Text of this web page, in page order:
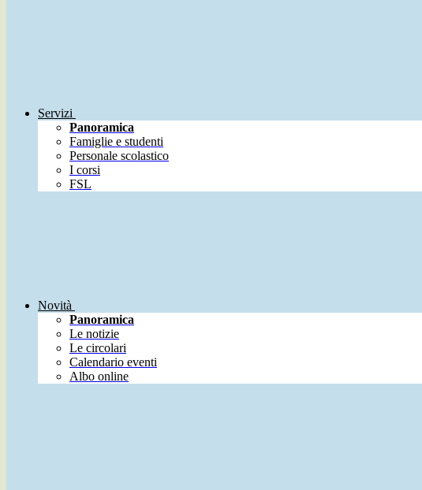
Servizi
Panoramica
Famiglie e studenti
Personale scolastico
I corsi
FSL
Novità
Panoramica
Le notizie
Le circolari
Calendario eventi
Albo online